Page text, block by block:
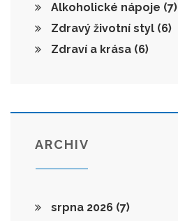
Alkoholické nápoje (7)
Zdravý životní styl (6)
Zdraví a krása (6)
ARCHIV
srpna 2026 (7)